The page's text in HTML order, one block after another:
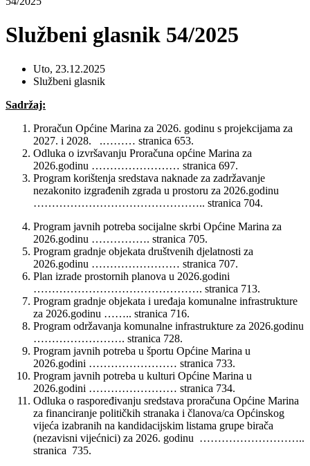
Službeni glasnik 54/2025
Uto, 23.12.2025
Službeni glasnik
Sadržaj:
Proračun Općine Marina za 2026. godinu s projekcijama za
2027. i 2028. .……… stranica 653.
Odluka o izvršavanju Proračuna općine Marina za
2026.godinu …………………… stranica 697.
Program korištenja sredstava naknade za zadržavanje
nezakonito izgrađenih zgrada u prostoru za 2026.godinu
……………………………………….. stranica 704.
Program javnih potreba socijalne skrbi Općine Marina za
2026.godinu ……………. stranica 705.
Program gradnje objekata društvenih djelatnosti za
2026.godinu …………………… stranica 707.
Plan izrade prostornih planova u 2026.godini
………………………………………. stranica 713.
Program gradnje objekata i uređaja komunalne infrastrukture
za 2026.godinu …….. stranica 716.
Program održavanja komunalne infrastrukture za 2026.godinu
……………………. stranica 728.
Program javnih potreba u športu Općine Marina u
2026.godini …………………… stranica 733.
Program javnih potreba u kulturi Općine Marina u
2026.godini …………………… stranica 734.
Odluka o raspoređivanju sredstava proračuna Općine Marina
za financiranje političkih stranaka i članova/ca Općinskog
vijeća izabranih na kandidacijskim listama grupe birača
(nezavisni vijećnici) za 2026. godinu ………………………..
stranica 735.